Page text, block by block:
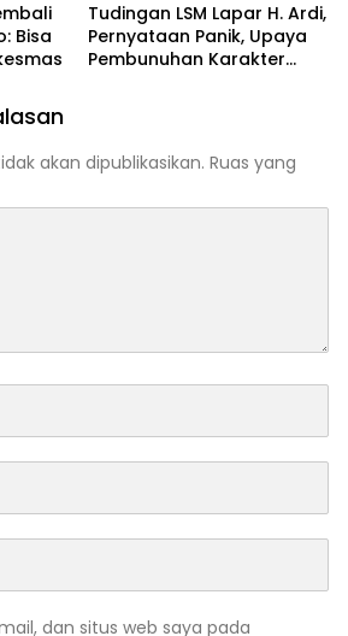
Bisa
Tudingan LSM Lapar H. Ardi,
Pernyataan Panik, Upaya
Pembunuhan Karakter
akan dipublikasikan. Ruas yang
dan situs web saya pada